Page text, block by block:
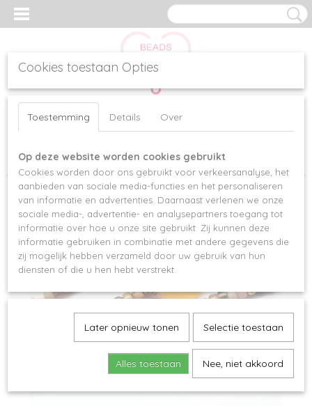
Inloggen Registreren
Home >Armbanden>Overig>BARCELONA BRACELETS
Cookies toestaan Opties
Toestemming Details Over
Op deze website worden cookies gebruikt
Cookies worden door ons gebruikt voor verkeersanalyse, het
aanbieden van sociale media-functies en het personaliseren
van informatie en advertenties. Daarnaast verlenen we onze
sociale media-, advertentie- en analysepartners toegang tot
informatie over hoe u onze site gebruikt. Zij kunnen deze
informatie gebruiken in combinatie met andere gegevens die
zij mogelijk hebben verzameld door uw gebruik van hun
diensten of die u hen hebt verstrekt.
Later opnieuw tonen Selectie toestaan
Alles toestaan Nee, niet akkoord